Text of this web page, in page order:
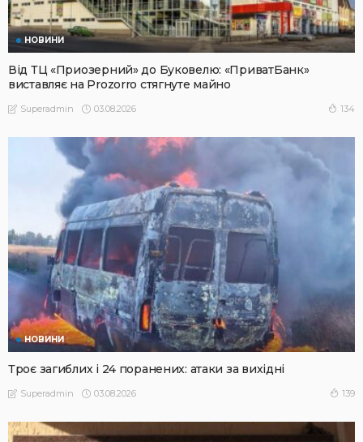
НОВИНИ
Від ТЦ «Приозерний» до Буковелю: «ПриватБанк»
виставляє на Prozorro стягнуте майно
Superadmin 03.08.2026 134
НОВИНИ
Троє загиблих і 24 поранених: атаки за вихідні
Superadmin 03.08.2026 139